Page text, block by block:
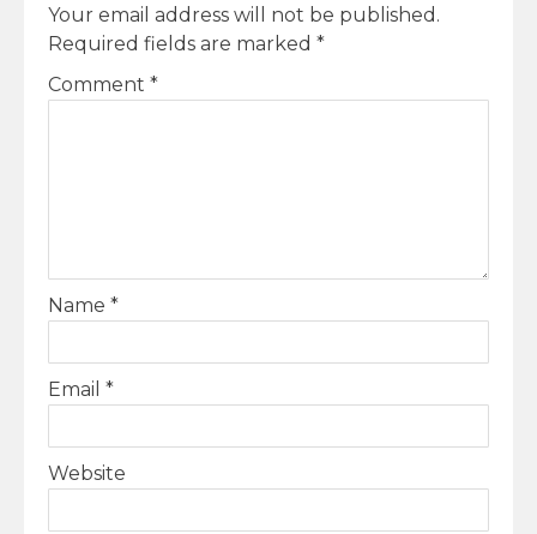
Your email address will not be published.
Required fields are marked *
Comment *
Name *
Email *
Website